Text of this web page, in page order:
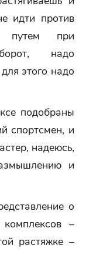
идти против
путем при
надо
этого надо
подобраны
спортсмен, и
надеюсь,
и
о
комплексов –
растяжке –